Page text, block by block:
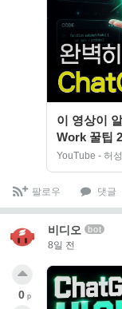
이 영상이
Work 꿀팁
YouTube - 허
팔로우 댓글
비디오 bot
8일 전
0 p